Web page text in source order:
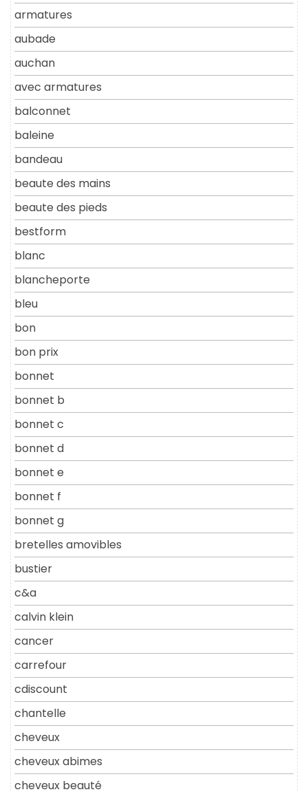
armatures
aubade
auchan
avec armatures
balconnet
baleine
bandeau
beaute des mains
beaute des pieds
bestform
blanc
blancheporte
bleu
bon
bon prix
bonnet
bonnet b
bonnet c
bonnet d
bonnet e
bonnet f
bonnet g
bretelles amovibles
bustier
c&a
calvin klein
cancer
carrefour
cdiscount
chantelle
cheveux
cheveux abimes
cheveux beauté